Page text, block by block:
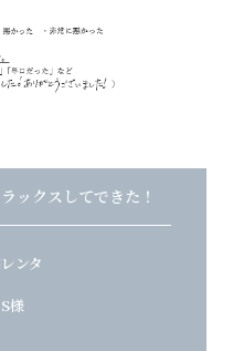
ックスしてできた！
ンタ
様